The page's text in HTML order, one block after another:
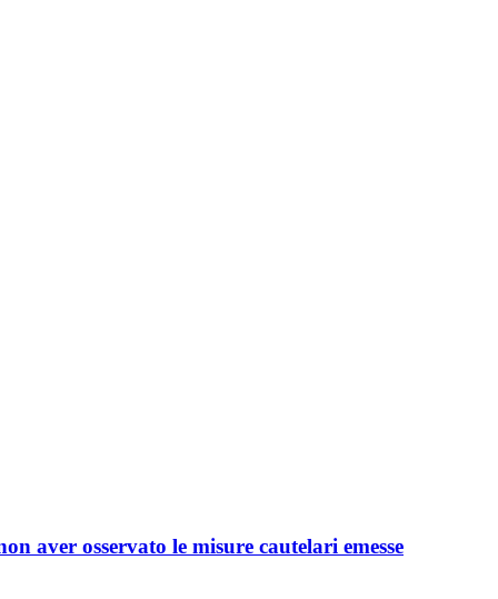
aver osservato le misure cautelari emesse